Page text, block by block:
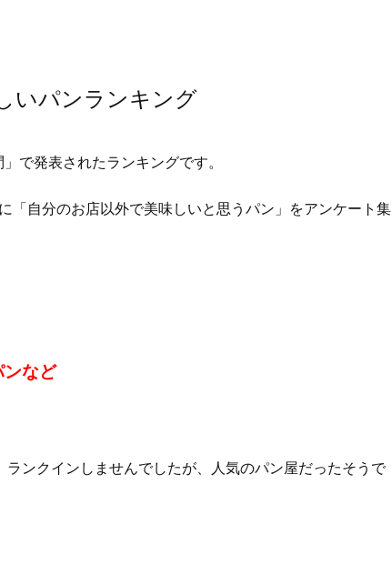
いパンランキング
で発表されたランキングです。
「自分のお店以外で美味しいと思うパン」をアンケート集
ンなど
ンクインしませんでしたが、人気のパン屋だったそうで